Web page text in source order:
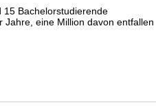
15 Bachelorstudierende
eine Million davon entfallen